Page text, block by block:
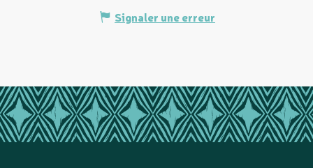
Signaler une erreur